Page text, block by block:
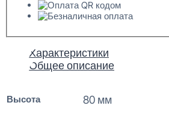
Характеристики
Общее описание
Высота 80 мм